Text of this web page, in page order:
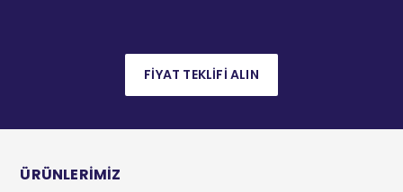
FİYAT TEKLİFİ ALIN
ÜRÜNLERİMİZ